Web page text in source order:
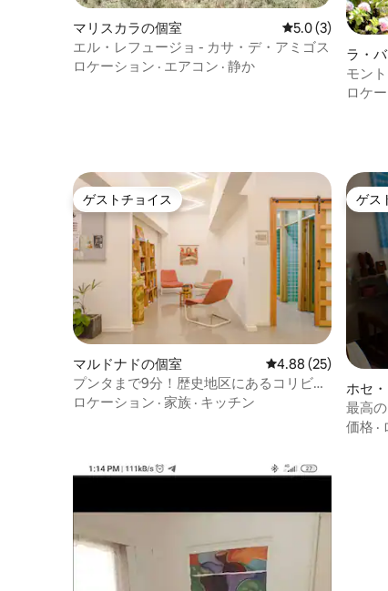
マリスカラの個室 レビュー3件、5
5.0 (3)
エル・レフュージョ - カサ・デ・アミゴス
ロケーション · エアコン · 静か
ラ・
モン
ロケ
ゲストチョイス
ゲストチョイス
マルドナドの個室 レビュー25件、5
4.88 (25)
プンタまで9分！歴史地区にあるコリビン
グ
ロケーション · 家族 · キッチン
ゲス
ゲス
ホセ
最高
海ス
価格 ·